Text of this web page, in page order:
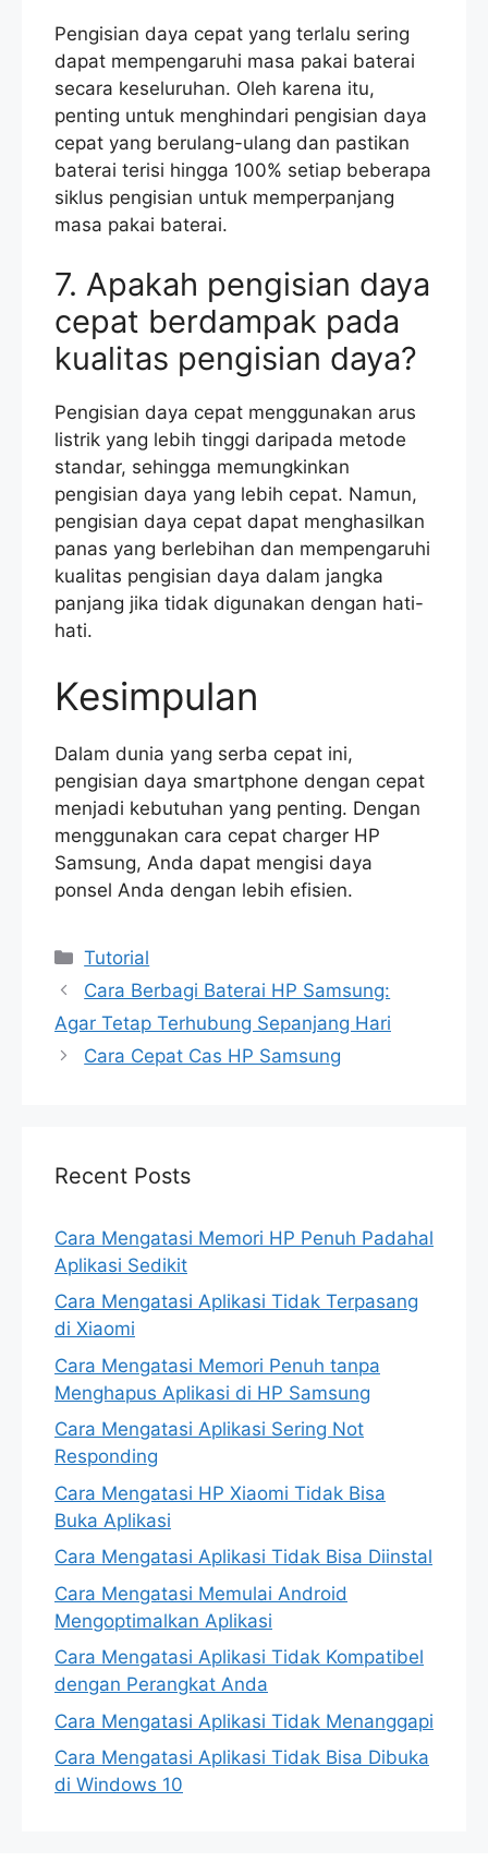
Pengisian daya cepat yang terlalu sering
dapat mempengaruhi masa pakai baterai
secara keseluruhan. Oleh karena itu,
penting untuk menghindari pengisian daya
cepat yang berulang-ulang dan pastikan
baterai terisi hingga 100% setiap beberapa
siklus pengisian untuk memperpanjang
masa pakai baterai.
7. Apakah pengisian daya
cepat berdampak pada
kualitas pengisian daya?
Pengisian daya cepat menggunakan arus
listrik yang lebih tinggi daripada metode
standar, sehingga memungkinkan
pengisian daya yang lebih cepat. Namun,
pengisian daya cepat dapat menghasilkan
panas yang berlebihan dan mempengaruhi
kualitas pengisian daya dalam jangka
panjang jika tidak digunakan dengan hati-
hati.
Kesimpulan
Dalam dunia yang serba cepat ini,
pengisian daya smartphone dengan cepat
menjadi kebutuhan yang penting. Dengan
menggunakan cara cepat charger HP
Samsung, Anda dapat mengisi daya
ponsel Anda dengan lebih efisien.
Categories
Tutorial
Cara Berbagi Baterai HP Samsung:
Agar Tetap Terhubung Sepanjang Hari
Cara Cepat Cas HP Samsung
Recent Posts
Cara Mengatasi Memori HP Penuh Padahal
Aplikasi Sedikit
Cara Mengatasi Aplikasi Tidak Terpasang
di Xiaomi
Cara Mengatasi Memori Penuh tanpa
Menghapus Aplikasi di HP Samsung
Cara Mengatasi Aplikasi Sering Not
Responding
Cara Mengatasi HP Xiaomi Tidak Bisa
Buka Aplikasi
Cara Mengatasi Aplikasi Tidak Bisa Diinstal
Cara Mengatasi Memulai Android
Mengoptimalkan Aplikasi
Cara Mengatasi Aplikasi Tidak Kompatibel
dengan Perangkat Anda
Cara Mengatasi Aplikasi Tidak Menanggapi
Cara Mengatasi Aplikasi Tidak Bisa Dibuka
di Windows 10